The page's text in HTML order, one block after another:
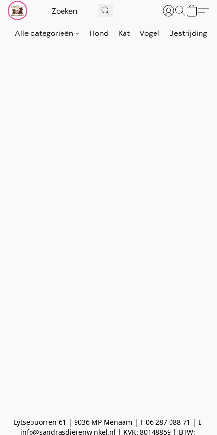
Alle categorieën Hond Kat Vogel Bestrijding
Lytsebuorren 61 | 9036 MP Menaam | T 06 287 088 71 | E
info@sandrasdierenwinkel.nl | KVK: 80148859 | BTW: